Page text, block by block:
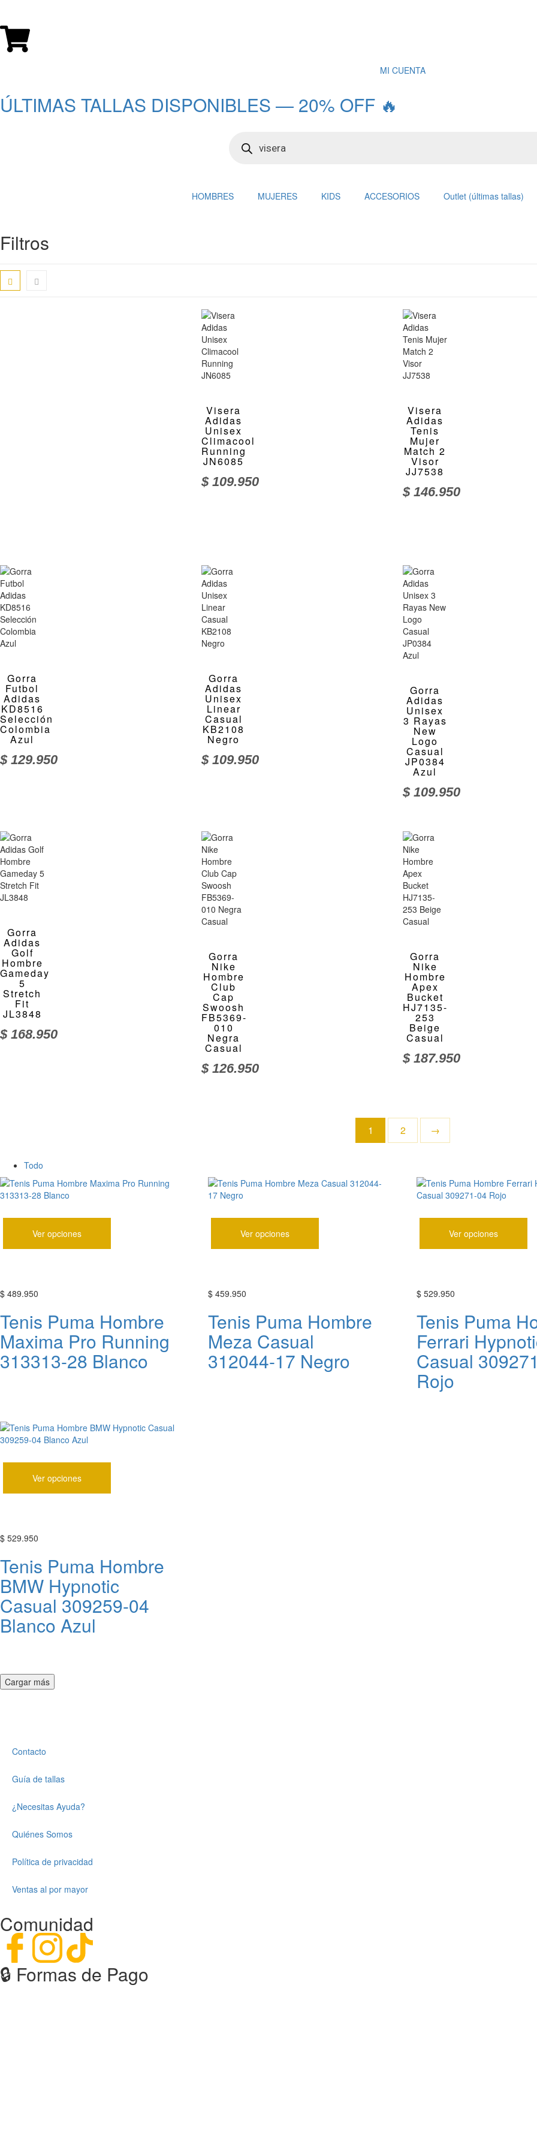
MI CUENTA
ÚLTIMAS TALLAS DISPONIBLES — 20% OFF 🔥
HOMBRES MUJERES KIDS ACCESORIOS Outlet (últimas tallas)
Filtros
Visera
Adidas
Unisex
Climacool
Running
JN6085
$109.950
Visera
Adidas
Tenis
Mujer
Match 2
Visor
JJ7538
$146.950
Gorra
Futbol
Adidas
KD8516
Selección
Colombia
Azul
$129.950
Gorra
Adidas
Unisex
Linear
Casual
KB2108
Negro
$109.950
Gorra
Adidas
Unisex
3 Rayas
New
Logo
Casual
JP0384
Azul
$109.950
Gorra
Adidas
Golf
Hombre
Gameday
5
Stretch
Fit
JL3848
$168.950
Gorra
Nike
Hombre
Club
Cap
Swoosh
FB5369-
010
Negra
Casual
$126.950
Gorra
Nike
Hombre
Apex
Bucket
HJ7135-
253
Beige
Casual
$187.950
1 2 →
Todo
Ver opciones
$ 489.950
Tenis Puma Hombre
Maxima Pro Running
313313-28 Blanco
Ver opciones
$ 459.950
Tenis Puma Hombre
Meza Casual
312044-17 Negro
Ver opciones
$529.950
Tenis Puma
Ferrari
Casual
Rojo
Ver opciones
$ 529.950
Tenis Puma Hombre
BMW Hypnotic
Casual 309259-04
Blanco Azul
Cargar más
Contacto
Guía de tallas
¿Necesitas Ayuda?
Quiénes Somos
Política de privacidad
Ventas al por mayor
Comunidad
🔒︎ Formas de Pago